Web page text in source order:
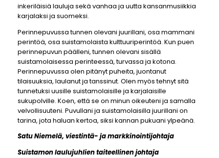
inkeriläisiä lauluja sekä vanhaa ja uutta kansanmusiikkia
karjalaksi ja suomeksi.
Perinnepuvussa tunnen olevani juurillani, osa mammani
perintöä, osa suistamolaista kulttuuriperintöä. Kun puen
perinnepuvun päälleni, tunnen olevani sisällä
suistamolaisessa perinteessä, turvassa ja kotona.
Perinnepuvussa olen pitänyt puheita, juontanut
tilaisuuksia, laulanut ja tanssinut. Olen myös tehnyt sitä
tunnetuksi uusille suistamolaisille ja karjalaisille
sukupolville. Koen, että se on minun oikeuteni ja samalla
velvollisuuteni. Puvullani ja suistamolaisilla juurillani on
tarina, jota haluan kertoa, siksi kannan pukuani ylpeänä.
Satu Niemelä, viestintä- ja markkinointijohtaja
Suistamon laulujuhlien taiteellinen johtaja